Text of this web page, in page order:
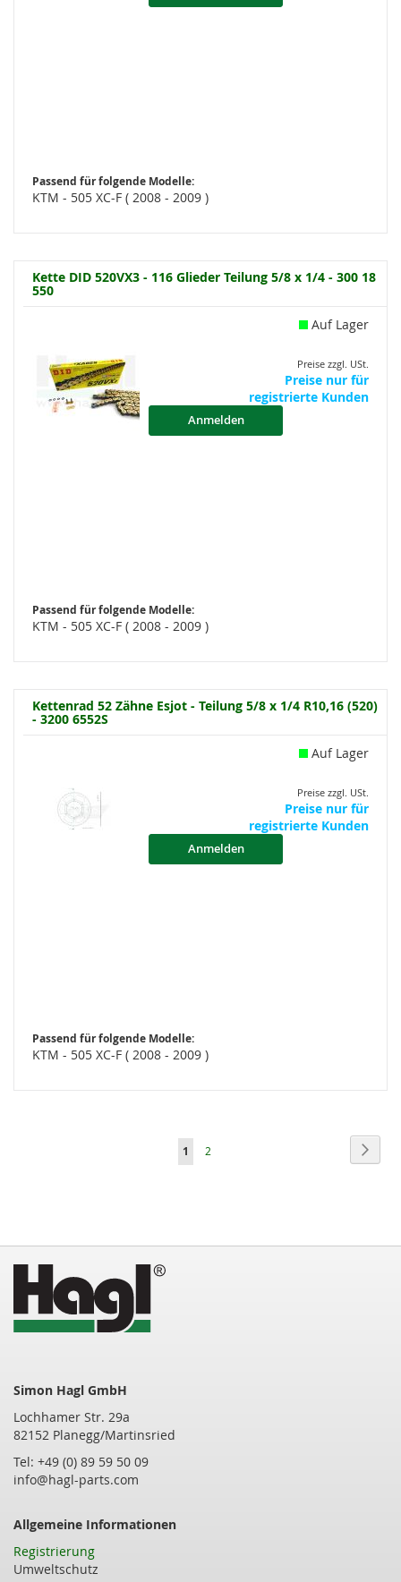
Passend für folgende Modelle:
KTM - 505 XC-F ( 2008 - 2009 )
Kette DID 520VX3 - 116 Glieder Teilung 5/8 x 1/4 - 300 18
550
Auf Lager
Preise zzgl. USt.
Preise nur für
registrierte Kunden
Anmelden
Passend für folgende Modelle:
KTM - 505 XC-F ( 2008 - 2009 )
Kettenrad 52 Zähne Esjot - Teilung 5/8 x 1/4 R10,16 (520)
- 3200 6552S
Auf Lager
Preise zzgl. USt.
Preise nur für
registrierte Kunden
Anmelden
Passend für folgende Modelle:
KTM - 505 XC-F ( 2008 - 2009 )
Seite
Sie
1 Seite
2
Simon Hagl GmbH
Lochhamer Str. 29a
82152 Planegg/Martinsried
Tel: +49 (0) 89 59 50 09
info@hagl-parts.com
Allgemeine Informationen
Registrierung
Umweltschutz